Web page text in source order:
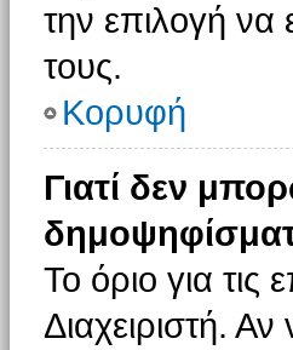
την επιλογή να
τους.
Κορυφή
Γιατί δεν
Το όριο για τις
Διαχειριστή. Αν